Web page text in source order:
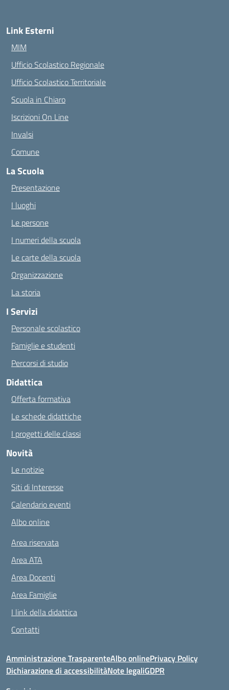
Link Esterni
MIM
Ufficio Scolastico Regionale
Ufficio Scolastico Territoriale
Scuola in Chiaro
Iscrizioni On Line
Invalsi
Comune
La Scuola
Presentazione
I luoghi
Le persone
I numeri della scuola
Le carte della scuola
Organizzazione
La storia
I Servizi
Personale scolastico
Famiglie e studenti
Percorsi di studio
Didattica
Offerta formativa
Le schede didattiche
I progetti delle classi
Novità
Le notizie
Siti di Interesse
Calendario eventi
Albo online
Area riservata
Area ATA
Area Docenti
Area Famiglie
I link della didattica
Contatti
Amministrazione TrasparenteAlbo onlinePrivacy Policy
Dichiarazione di accessibilitàNote legaliGDPR